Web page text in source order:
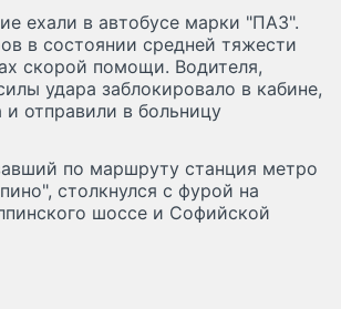
ехали в автобусе марки "ПАЗ".
в состоянии средней тяжести
скорой помощи. Водителя,
удара заблокировало в кабине,
и отправили в больницу
по маршруту станция метро
столкнулся с фурой на
шоссе и Софийской